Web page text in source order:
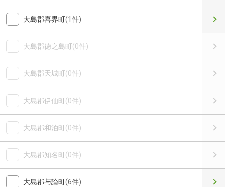
大島郡喜界町(1件)
大島郡徳之島町(0件)
大島郡天城町(0件)
大島郡伊仙町(0件)
大島郡和泊町(0件)
大島郡知名町(0件)
大島郡与論町(6件)